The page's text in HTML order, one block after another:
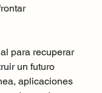
para recuperar
un futuro
aplicaciones